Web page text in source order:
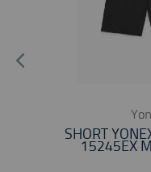
SHORT
15245EX